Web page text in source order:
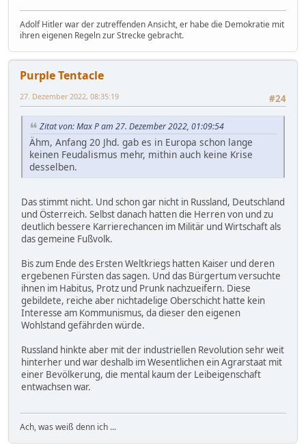
Adolf Hitler war der zutreffenden Ansicht, er habe die Demokratie mit
ihren eigenen Regeln zur Strecke gebracht.
Purple Tentacle
#24
27. Dezember 2022, 08:35:19
Zitat von: Max P am 27. Dezember 2022, 01:09:54
Ähm, Anfang 20 Jhd. gab es in Europa schon lange
keinen Feudalismus mehr, mithin auch keine Krise
desselben.
Das stimmt nicht. Und schon gar nicht in Russland, Deutschland
und Österreich. Selbst danach hatten die Herren von und zu
deutlich bessere Karrierechancen im Militär und Wirtschaft als
das gemeine Fußvolk.
Bis zum Ende des Ersten Weltkriegs hatten Kaiser und deren
ergebenen Fürsten das sagen. Und das Bürgertum versuchte
ihnen im Habitus, Protz und Prunk nachzueifern. Diese
gebildete, reiche aber nichtadelige Oberschicht hatte kein
Interesse am Kommunismus, da dieser den eigenen
Wohlstand gefährden würde.
Russland hinkte aber mit der industriellen Revolution sehr weit
hinterher und war deshalb im Wesentlichen ein Agrarstaat mit
einer Bevölkerung, die mental kaum der Leibeigenschaft
entwachsen war.
Ach, was weiß denn ich ...